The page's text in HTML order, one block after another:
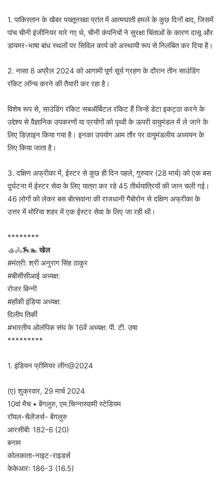
1. पाकिस्तान के खैबर पख्तूनख्वा प्रांत में आत्मघाती हमले के कुछ दिनों बाद, जिसमें
पांच चीनी इंजीनियर मारे गए थे, चीनी कंपनियों ने सुरक्षा चिंताओं के कारण दासू और
डायमर-भाषा बांध स्थलों पर सिविल कार्य को अस्थायी रूप से निलंबित कर दिया है।
2. नासा 8 अप्रैल 2024 को आगामी पूर्ण सूर्य ग्रहण के दौरान तीन साउंडिंग
रॉकेट लॉन्च करने की तैयारी कर रहा है।
विशेष रूप से, साउंडिंग रॉकेट सबऑर्बिटल रॉकेट हैं जिन्हें डेटा इकट्ठा करने के
उद्देश्य से वैज्ञानिक उपकरणों या प्रयोगों को पृथ्वी के ऊपरी वायुमंडल में ले जाने के
लिए डिज़ाइन किया गया है। इनका उपयोग आम तौर पर वायुमंडलीय अध्ययन के
लिए किया जाता है।
3. दक्षिण अफ्रीका में, ईस्टर से कुछ ही दिन पहले, गुरुवार (28 मार्च) को एक बस
दुर्घटना में ईस्टर सेवा के लिए यात्रा कर रहे 45 तीर्थयात्रियों की जान चली गई।
46 लोगों को लेकर बस बोत्सवाना की राजधानी गैबोरोन से दक्षिण अफ्रीका के
उत्तर में मोरिया शहर में एक ईस्टर सेवा के लिए जा रही थी।
********
🚣🚴🏇🏊खेल
#मंत्री: श्री अनुराग सिंह ठाकुर
#बीसीसीआई अध्यक्ष:
रोजर बिन्नी
#हॉकी इंडिया अध्यक्ष:
दिलीप तिर्की
#भारतीय ओलंपिक संघ के 16वें अध्यक्ष: पी. टी. उषा
*********
1. इंडियन प्रीमियर लीग@2024
(ए) शुक्रवार, 29 मार्च 2024
10वां मैच • बेंगलुरु, एम.चिन्नास्वामी स्टेडियम
रॉयल-चैलेंजर्स- बेंगलुरु
आरसीबी: 182-6 (20)
बनाम
कोलकाता-नाइट-राइडर्स
केकेआर: 186-3 (16.5)